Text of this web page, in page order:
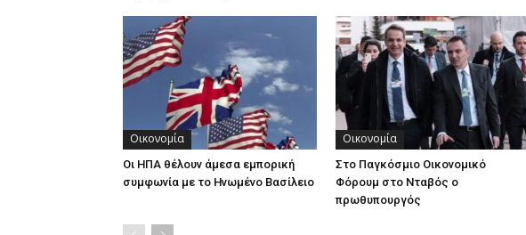
Οικονομία
Οι ΗΠΑ θέλουν άμεσα εμπορική
συμφωνία με το Ηνωμένο Βασίλειο
Οικονομία
Στο Παγκόσμιο Οικονομικό
Φόρουμ στο Νταβός ο
πρωθυπουργός